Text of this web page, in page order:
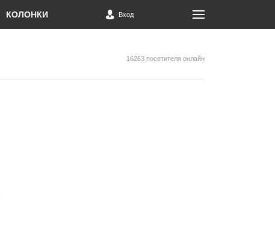
КОЛОНКИ Вход
16263 посетителя онлайн